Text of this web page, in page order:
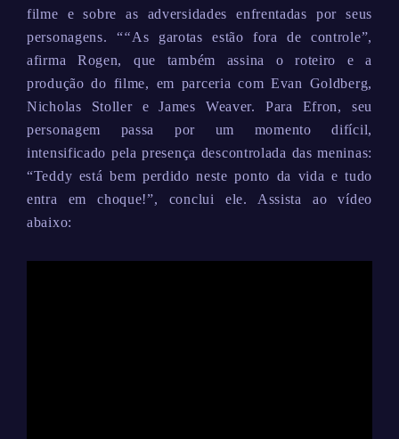
filme e sobre as adversidades enfrentadas por seus
personagens. ““As garotas estão fora de controle”,
afirma Rogen, que também assina o roteiro e a
produção do filme, em parceria com Evan Goldberg,
Nicholas Stoller e James Weaver. Para Efron, seu
personagem passa por um momento difícil,
intensificado pela presença descontrolada das meninas:
“Teddy está bem perdido neste ponto da vida e tudo
entra em choque!”, conclui ele. Assista ao vídeo
abaixo: